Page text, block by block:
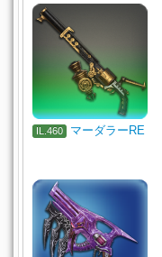
IL.460 マーダラーRE